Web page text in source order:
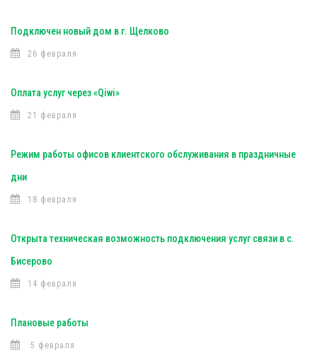
Подключен новый дом в г. Щелково
26 февраля
Оплата услуг через «Qiwi»
21 февраля
Режим работы офисов клиентского обслуживания в праздничные
дни
18 февраля
Открыта техническая возможность подключения услуг связи в с.
Бисерово
14 февраля
Плановые работы
5 февраля